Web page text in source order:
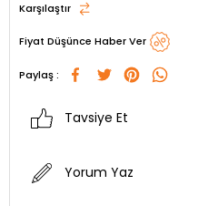
Karşılaştır
Fiyat Düşünce Haber Ver
Paylaş :
Tavsiye Et
Yorum Yaz